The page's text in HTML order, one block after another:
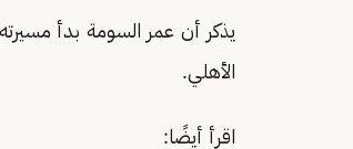
يذكر أن عمر السومة بدأ مسيرته
الأهلي.
اقرأ أيضًا: